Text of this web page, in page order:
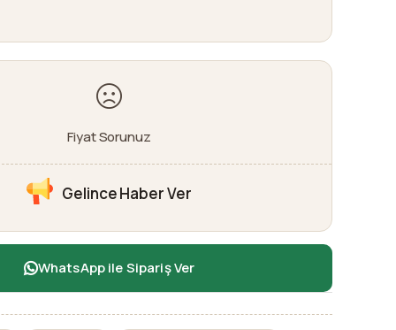
Fiyat Sorunuz
Gelince Haber Ver
WhatsApp ile Sipariş Ver